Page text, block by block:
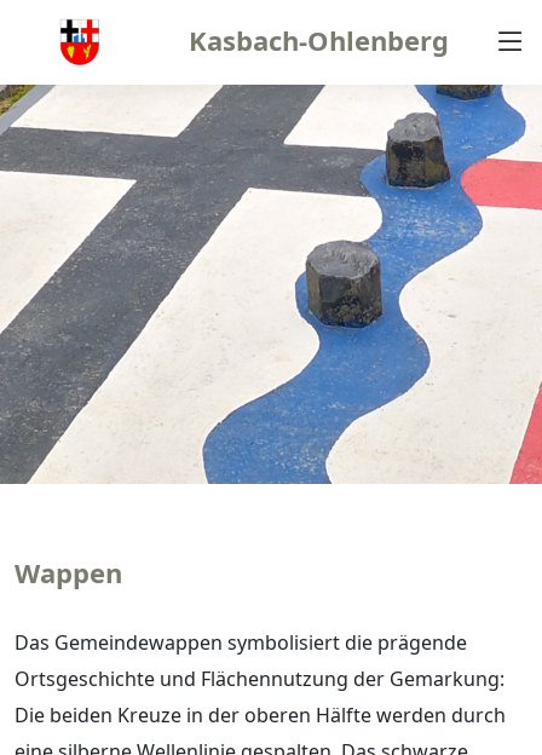
Kasbach-Ohlenberg
Wappen
Das Gemeindewappen symbolisiert die prägende
Ortsgeschichte und Flächennutzung der Gemarkung:
Die beiden Kreuze in der oberen Hälfte werden durch